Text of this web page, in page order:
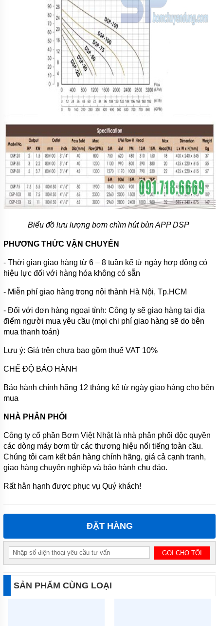
Biểu đồ lưu lượng bơm chìm hút bùn APP DSP
PHƯƠNG THỨC VẬN CHUYỂN
- Thời gian giao hàng từ 6 – 8 tuần kể từ ngày hợp động có
hiệu lực đối với hàng hóa không có sẵn
- Miễn phí giao hàng trong nội thành Hà Nội, Tp.HCM
- Đối với đơn hàng ngoại tỉnh: Công ty sẽ giao hàng tại địa
điểm người mua yêu cầu (mọi chi phí giao hàng sẽ do bên
mua thanh toán)
Lưu ý: Giá trên chưa bao gồm thuế VAT 10%
CHẾ ĐỘ BẢO HÀNH
Bảo hành chính hãng 12 tháng kể từ ngày giao hàng cho bên
mua
NHÀ PHÂN PHỐI
Công ty cổ phần Bơm Việt Nhật là nhà phân phối độc quyền
các dòng máy bơm từ các thương hiệu nổi tiếng toàn cầu.
Chúng tôi cam kết bán hàng chính hãng, giá cả cạnh tranh,
giao hàng chuyên nghiệp và bảo hành chu đáo.
Rất hân hạnh được phục vụ Quý khách!
ĐẶT HÀNG
SẢN PHẨM CÙNG LOẠI